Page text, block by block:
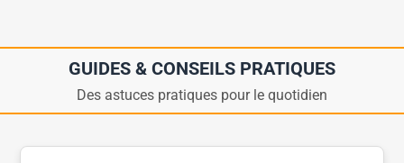
GUIDES & CONSEILS PRATIQUES
Des astuces pratiques pour le quotidien